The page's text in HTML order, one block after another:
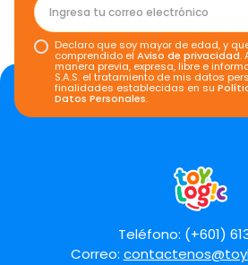
Declaro que soy mayor de edad, y
comprendido elAviso de privacidad.
manera previa, expresa, libre e
S.A.S. el tratamiento de mis datos
finalidades establecidas en su
Datos Personales.
Teléfono: (+601)
Correo: